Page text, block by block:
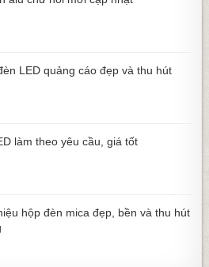
LED quảng cáo đẹp và thu hút
làm theo yêu cầu, giá tốt
hộp đèn mica đẹp, bền và thu hút